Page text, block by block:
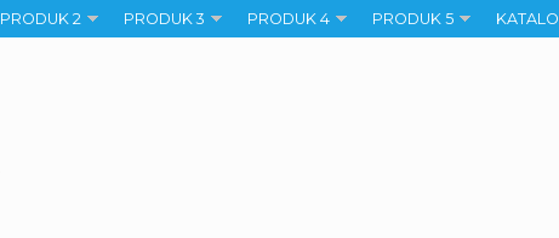
PRODUK 2 PRODUK 3 PRODUK 4 PRODUK 5